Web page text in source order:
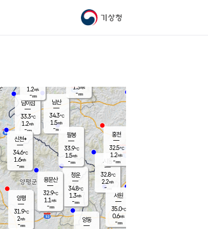
기상청
남이섬
33.3℃
1.2m/s
-mm
남산
34.3℃
1.5m/s
-mm
청운
34.8℃
1.3m/s
-mm
팔봉
33.9℃
1.5m/s
-mm
양동
1.2m/s
-mm
신천*
34.6℃
1.6m/s
-mm
시동
32.8℃
2.2m/s
- mm
서원
35.0℃
0.6m/s
-mm
용문산
32.9℃
1.1 m/s
-mm
홍천
32.5℃
1.2m/s
-mm
양평
31.9℃
2m/s
-mm
1.3m/s
-mm